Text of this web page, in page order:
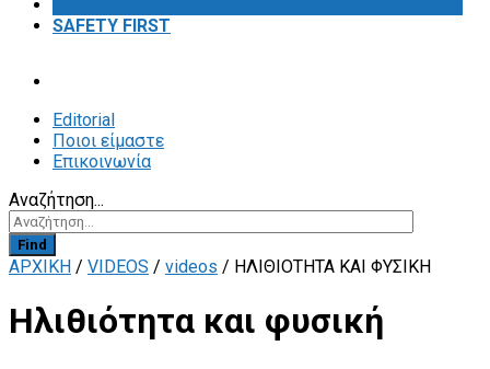
SAFETY FIRST
Editorial
Ποιοι είμαστε
Επικοινωνία
Αναζήτηση...
Find
ΑΡΧΙΚΗ / VIDEOS / videos / ΗΛΙΘΙΌΤΗΤΑ ΚΑΙ ΦΥΣΙΚΉ
Ηλιθιότητα και φυσική